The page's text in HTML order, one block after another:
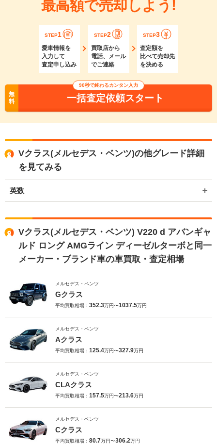
最高額で売却しよう!
STEP1
愛車情報を
入力して
査定申し込み
STEP2
買取店から
電話、メール
でご連絡
STEP3
査定額を
比べて売却先
を決める
無
料
90秒で終わるカンタン入力
一括査定依頼スタート
Vクラス(メルセデス・ベンツ)の他グレード詳細
を見てみる
英数
Vクラス(メルセデス・ベンツ) V220 d アバンギャ
ルド ロング AMGライン ディーゼルターボと同一
メーカー・ブランド車の車買取・査定相場
メルセデス・ベンツ
Gクラス
平均買取相場： 352.3万円〜1037.5万円
メルセデス・ベンツ
Aクラス
平均買取相場： 125.4万円〜327.9万円
メルセデス・ベンツ
CLAクラス
平均買取相場： 157.5万円〜213.6万円
メルセデス・ベンツ
Cクラス
平均買取相場： 80.7万円〜306.2万円